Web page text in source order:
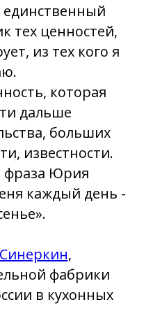
единственный
тех ценностей,
из тех кого я
которая
дальше
больших
известности.
Юрия
каждый день -
,
фабрики
в кухонных